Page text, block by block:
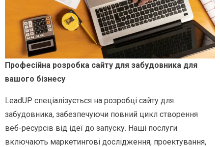
Професійна розробка сайту для забудовника для
вашого бізнесу
LeadUP спеціалізується на розробці сайту для
забудовника, забезпечуючи повний цикл створення
веб-ресурсів від ідеї до запуску. Наші послуги
включають маркетингові дослідження, проектування,